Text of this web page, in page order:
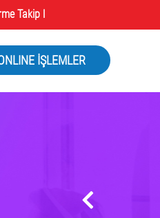
Takip l
İŞLEMLER